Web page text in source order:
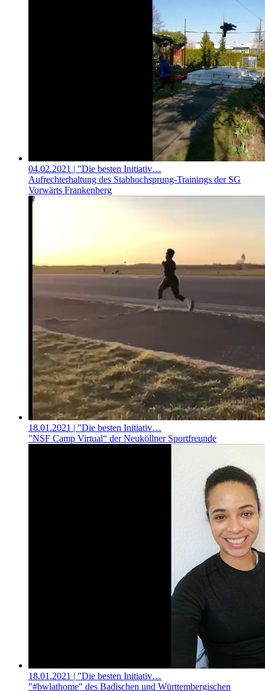
04.02.2021 | "Die besten Initiativ…
Aufrechterhaltung des Stabhochsprung-Trainings der SG
Vorwärts Frankenberg
18.01.2021 | "Die besten Initiativ…
"NSF Camp Virtual“ der Neuköllner Sportfreunde
18.01.2021 | "Die besten Initiativ…
"#bwlathome" des Badischen und Württembergischen